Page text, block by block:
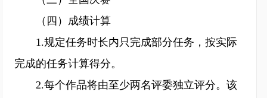
（四）成绩计算
1.规定任务时长内只完成部分任务，按实际
完成的任务计算得分。
2.每个作品将由至少两名评委独立评分。该